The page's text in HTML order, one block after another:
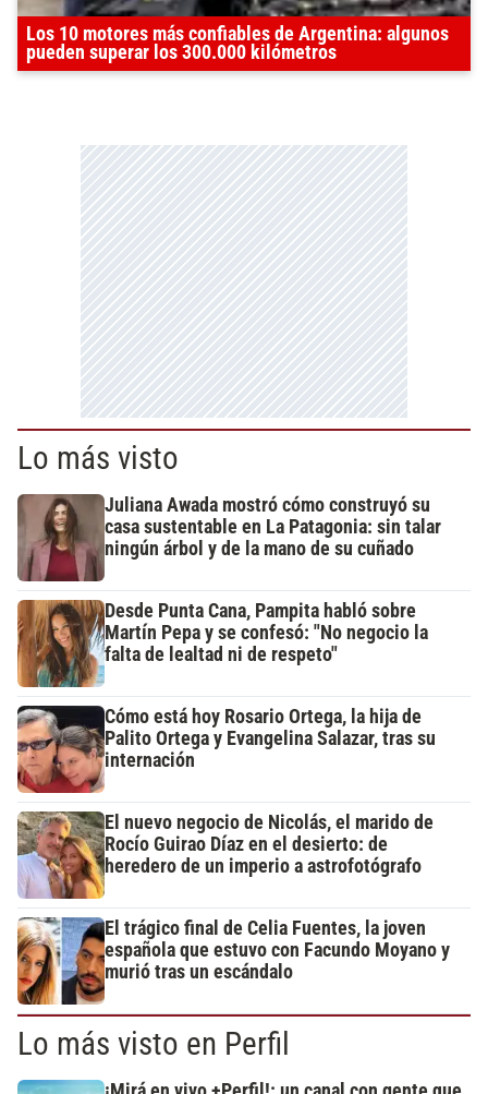
Los 10 motores más confiables de Argentina: algunos
pueden superar los 300.000 kilómetros
Lo más visto
Juliana Awada mostró cómo construyó su
casa sustentable en La Patagonia: sin talar
ningún árbol y de la mano de su cuñado
Desde Punta Cana, Pampita habló sobre
Martín Pepa y se confesó: "No negocio la
falta de lealtad ni de respeto"
Cómo está hoy Rosario Ortega, la hija de
Palito Ortega y Evangelina Salazar, tras su
internación
El nuevo negocio de Nicolás, el marido de
Rocío Guirao Díaz en el desierto: de
heredero de un imperio a astrofotógrafo
El trágico final de Celia Fuentes, la joven
española que estuvo con Facundo Moyano y
murió tras un escándalo
Lo más visto en Perfil